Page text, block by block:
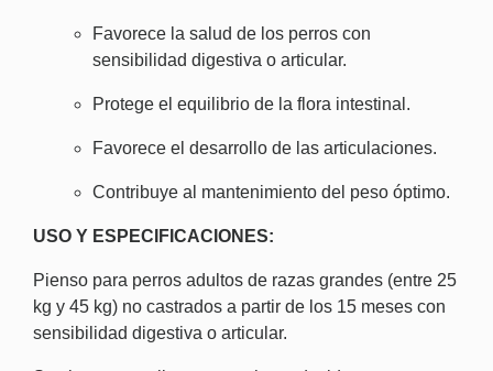
Favorece la salud de los perros con
sensibilidad digestiva o articular.
Protege el equilibrio de la flora intestinal.
Favorece el desarrollo de las articulaciones.
Contribuye al mantenimiento del peso óptimo.
USO Y ESPECIFICACIONES:
Pienso para perros adultos de razas grandes (entre 25
kg y 45 kg) no castrados a partir de los 15 meses con
sensibilidad digestiva o articular.